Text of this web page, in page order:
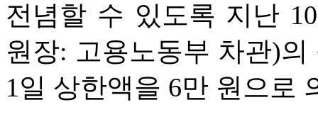
전념할 수 있도록 지난
원장: 고용노동부 차관)
1일 상한액을 6만 원으로